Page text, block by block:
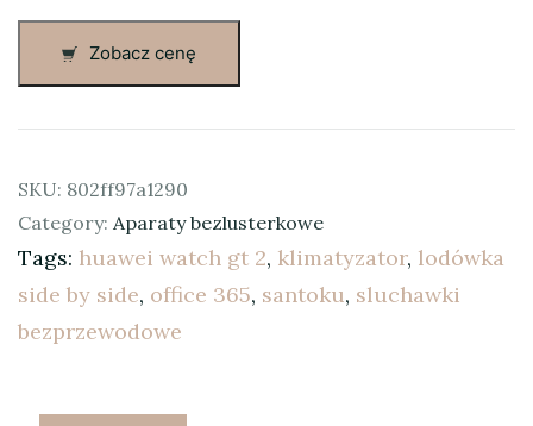
Zobacz cenę
SKU: 802ff97a1290
Category: Aparaty bezlusterkowe
Tags: huawei watch gt 2, klimatyzator, lodówka
side by side, office 365, santoku, sluchawki
bezprzewodowe